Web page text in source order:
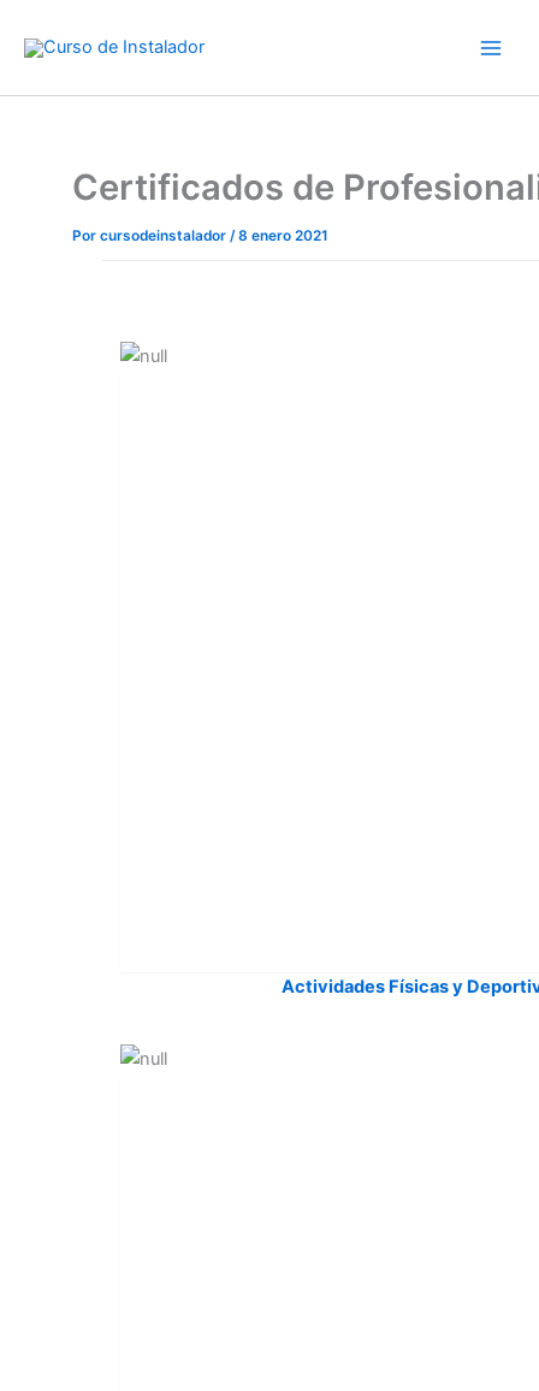
Certificados de
Por cursodeinstalador /8 enero 2021
Actividades Físicas y